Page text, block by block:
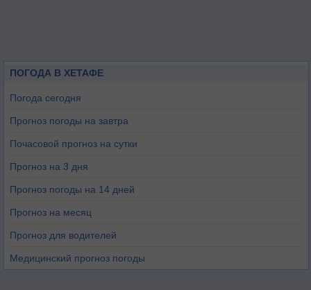
ПОГОДА В ХЕТАФЕ
Погода сегодня
Прогноз погоды на завтра
Почасовой прогноз на сутки
Прогноз на 3 дня
Прогноз погоды на 14 дней
Прогноз на месяц
Прогноз для водителей
Медицинский прогноз погоды